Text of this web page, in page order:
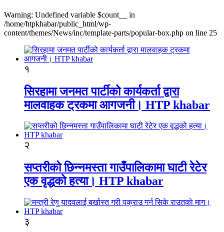
Warning: Undefined variable $count__ in
/home/htpkhabar/public_html/wp-
content/themes/News/inc/template-parts/popular-box.php on line 25
१
सिरहामा जनमत पार्टीको कार्यकर्ता द्वारा
मालवाहक ट्रकमा आगजनी। HTP khabar
२
सप्तरीको छिन्नमस्ता गाउँपालिकामा घाटी रेटेर
एक वृद्धको हत्या। HTP khabar
३